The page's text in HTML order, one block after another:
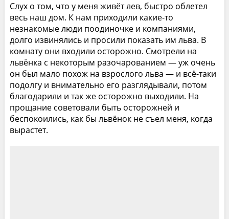
Слух о том, что у меня живёт лев, быстро облетел
весь наш дом. К нам приходили какие-то
незнакомые люди поодиночке и компаниями,
долго извинялись и просили показать им льва. В
комнату они входили осторожно. Смотрели на
львёнка с некоторым разочарованием — уж очень
он был мало похож на взрослого льва — и всё-таки
подолгу и внимательно его разглядывали, потом
благодарили и так же осторожно выходили. На
прощание советовали быть осторожней и
беспокоились, как бы львёнок не съел меня, когда
вырастет.